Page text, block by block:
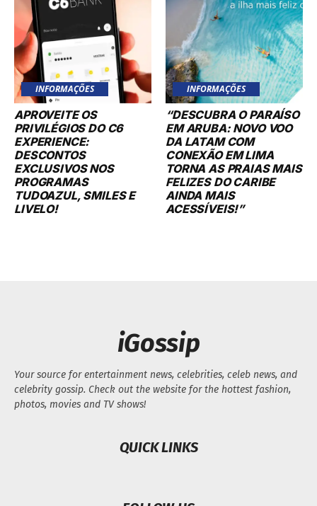
INFORMAÇÕES
APROVEITE OS
PRIVILÉGIOS DO C6
EXPERIENCE:
DESCONTOS
EXCLUSIVOS NOS
PROGRAMAS
TUDOAZUL, SMILES E
LIVELO!
INFORMAÇÕES
“DESCUBRA O PARAÍSO
EM ARUBA: NOVO VOO
DA LATAM COM
CONEXÃO EM LIMA
TORNA AS PRAIAS MAIS
FELIZES DO CARIBE
AINDA MAIS
ACESSÍVEIS!”
iGossip
Your source for entertainment news, celebrities, celeb news, and
celebrity gossip. Check out the website for the hottest fashion,
photos, movies and TV shows!
QUICK LINKS